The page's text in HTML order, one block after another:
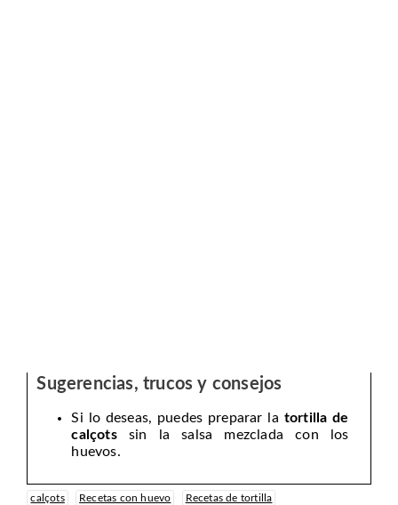
Sugerencias, trucos y consejos
Si lo deseas, puedes preparar la tortilla de
calçotssin la salsa mezclada con los
huevos.
calçots Recetas con huevo Recetas de tortilla